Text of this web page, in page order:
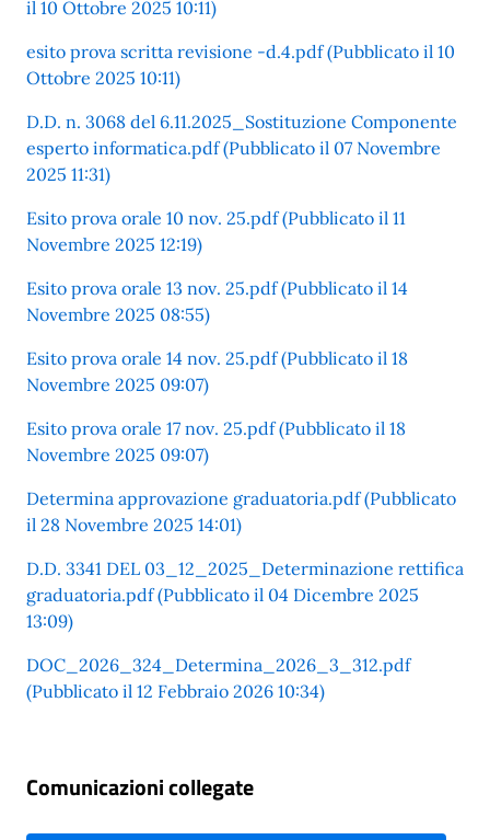
il 10 Ottobre 2025 10:11)
esito prova scritta revisione -d.4.pdf (Pubblicato il 10
Ottobre 2025 10:11)
D.D. n. 3068 del 6.11.2025_Sostituzione Componente
esperto informatica.pdf (Pubblicato il 07 Novembre
2025 11:31)
Esito prova orale 10 nov. 25.pdf (Pubblicato il 11
Novembre 2025 12:19)
Esito prova orale 13 nov. 25.pdf (Pubblicato il 14
Novembre 2025 08:55)
Esito prova orale 14 nov. 25.pdf (Pubblicato il 18
Novembre 2025 09:07)
Esito prova orale 17 nov. 25.pdf (Pubblicato il 18
Novembre 2025 09:07)
Determina approvazione graduatoria.pdf (Pubblicato
il 28 Novembre 2025 14:01)
D.D. 3341 DEL 03_12_2025_Determinazione rettifica
graduatoria.pdf (Pubblicato il 04 Dicembre 2025
13:09)
DOC_2026_324_Determina_2026_3_312.pdf
(Pubblicato il 12 Febbraio 2026 10:34)
Comunicazioni collegate